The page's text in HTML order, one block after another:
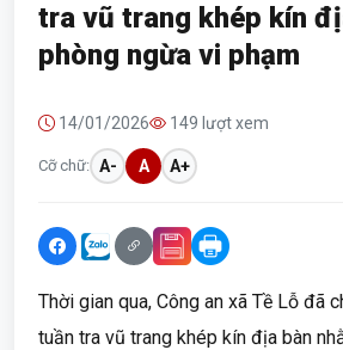
tra vũ trang khép kín
phòng ngừa vi phạm
14/01/2026 149 lượt xem
Cỡ chữ: A- A A+
Thời gian qua, Công an xã Tề Lỗ đã
tuần tra vũ trang khép kín địa bàn